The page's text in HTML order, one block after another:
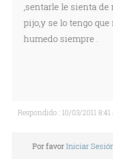
,sentarle le sienta de
pijo,y se lo tengo
humedo siempre .
Respondido : 10/03/2011 8:41
Por favorIniciar